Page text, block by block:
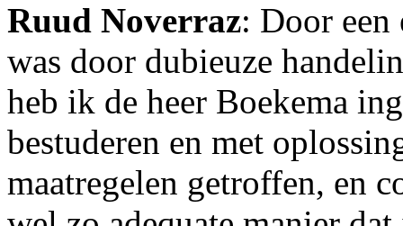
Ruud Noverraz: Door een
was door dubieuze
heb ik de heer Boekema
bestuderen en met
maatregelen getroffen, en